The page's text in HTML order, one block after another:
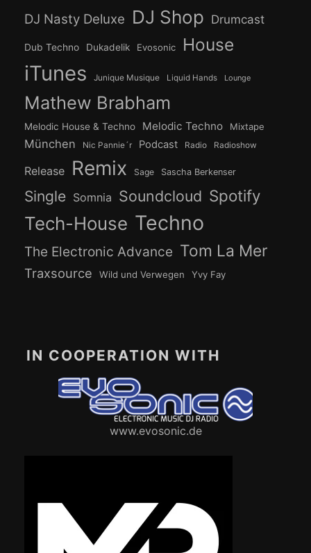
DJ Nasty Deluxe DJ Shop Drumcast
Dub Techno Dukadelik Evosonic House
iTunes Junique Musique Liquid Hands Lounge
Mathew Brabham
Melodic House & Techno Melodic Techno Mixtape
München Nic Pannie´r Podcast Radio Radioshow
Release Remix Sage Sascha Berkenser
Single Somnia Soundcloud Spotify
Tech-House Techno
The Electronic Advance Tom La Mer
Traxsource Wild und Verwegen Yvy Fay
IN COOPERATION WITH
www.evosonic.de